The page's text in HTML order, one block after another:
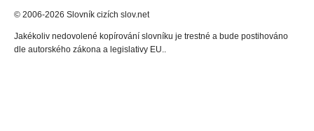
© 2006-2026 Slovník cizích slov.net
Jakékoliv nedovolené kopírování slovníku je trestné a bude postihováno
dle autorského zákona a legislativy EU..